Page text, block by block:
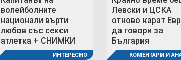
волейболните
национали върти
любов със секси
атлетка + СНИМКИ
ИНТЕРЕСНО
Левски и ЦСКА
отново карат
да говори за
България
КОМЕНТАРИ И